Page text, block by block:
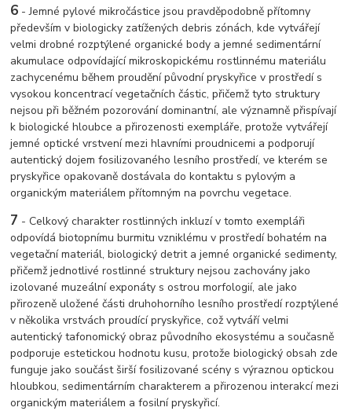
6 - Jemné pylové mikročástice jsou pravděpodobně přítomny
především v biologicky zatížených debris zónách, kde vytvářejí
velmi drobné rozptýlené organické body a jemné sedimentární
akumulace odpovídající mikroskopickému rostlinnému materiálu
zachycenému během proudění původní pryskyřice v prostředí s
vysokou koncentrací vegetačních částic, přičemž tyto struktury
nejsou při běžném pozorování dominantní, ale významně přispívají
k biologické hloubce a přirozenosti exempláře, protože vytvářejí
jemné optické vrstvení mezi hlavními proudnicemi a podporují
autentický dojem fosilizovaného lesního prostředí, ve kterém se
pryskyřice opakovaně dostávala do kontaktu s pylovým a
organickým materiálem přítomným na povrchu vegetace.
7 - Celkový charakter rostlinných inkluzí v tomto exempláři
odpovídá biotopnímu burmitu vzniklému v prostředí bohatém na
vegetační materiál, biologický detrit a jemné organické sedimenty,
přičemž jednotlivé rostlinné struktury nejsou zachovány jako
izolované muzeální exponáty s ostrou morfologií, ale jako
přirozeně uložené části druhohorního lesního prostředí rozptýlené
v několika vrstvách proudící pryskyřice, což vytváří velmi
autentický tafonomický obraz původního ekosystému a současně
podporuje estetickou hodnotu kusu, protože biologický obsah zde
funguje jako součást širší fosilizované scény s výraznou optickou
hloubkou, sedimentárním charakterem a přirozenou interakcí mezi
organickým materiálem a fosilní pryskyřicí.